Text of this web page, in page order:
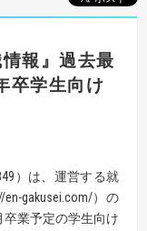
報』過去最
卒学生向け
）は、運営する就
gakusei.com/）の
卒業予定の学生向け